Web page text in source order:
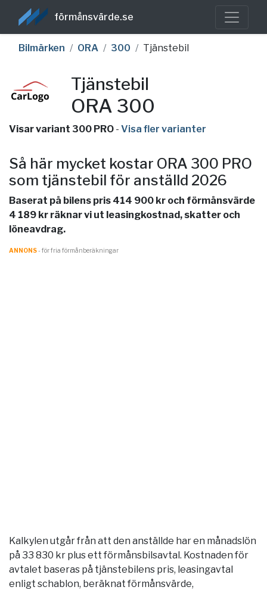
förmånsvärde.se
Bilmärken ORA 300 Tjänstebil
Tjänstebil
ORA 300
Visar variant 300 PRO - Visa fler varianter
Så här mycket kostar ORA 300 PRO
som tjänstebil för anställd 2026
Baserat på bilens pris 414 900 kr och förmånsvärde
4 189 kr räknar vi ut leasingkostnad, skatter och
löneavdrag.
ANNONS- för fria förmånberäkningar
Kalkylen utgår från att den anställde har en månadslön
på 33 830 kr plus ett förmånsbilsavtal. Kostnaden för
avtalet baseras på tjänstebilens pris, leasingavtal
enligt schablon, beräknat förmånsvärde,